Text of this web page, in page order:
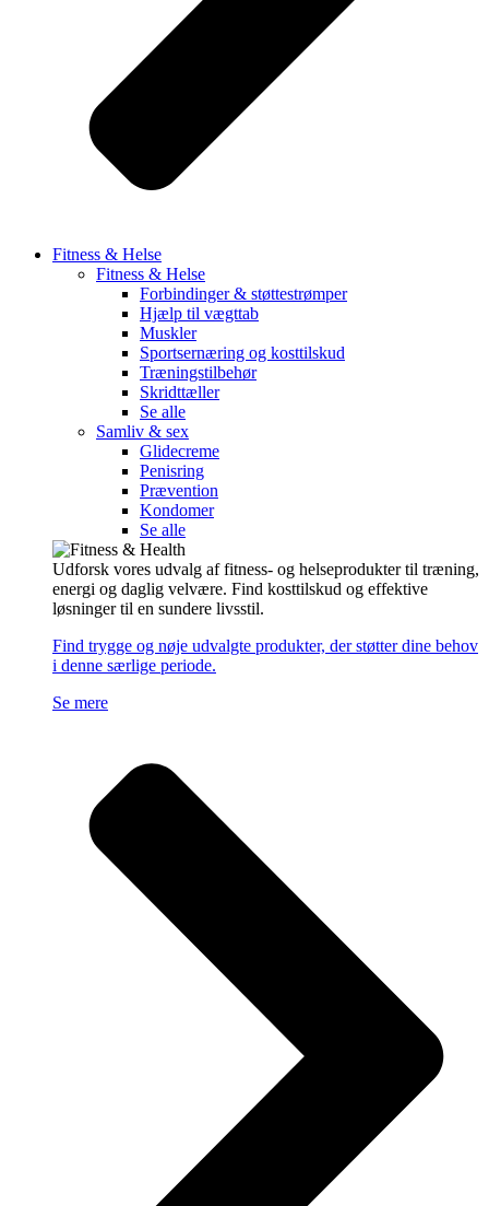
Fitness & Helse
Fitness & Helse
Forbindinger & støttestrømper
Hjælp til vægttab
Muskler
Sportsernæring og kosttilskud
Træningstilbehør
Skridttæller
Se alle
Samliv & sex
Glidecreme
Penisring
Prævention
Kondomer
Se alle
Udforsk vores udvalg af fitness- og helseprodukter til træning,
energi og daglig velvære. Find kosttilskud og effektive
løsninger til en sundere livsstil.
Find trygge og nøje udvalgte produkter, der støtter dine behov
i denne særlige periode.
Se mere